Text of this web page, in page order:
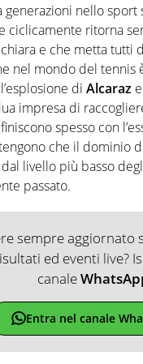
nello sport
ciclicamente ritorna
e che metta tutti
nel mondo del tennis
di Alcaraz e
impresa di
spesso con
che il dominio
livello più basso
passato.
sempre aggiornato
ed eventi live?
canale
Entra nel canale